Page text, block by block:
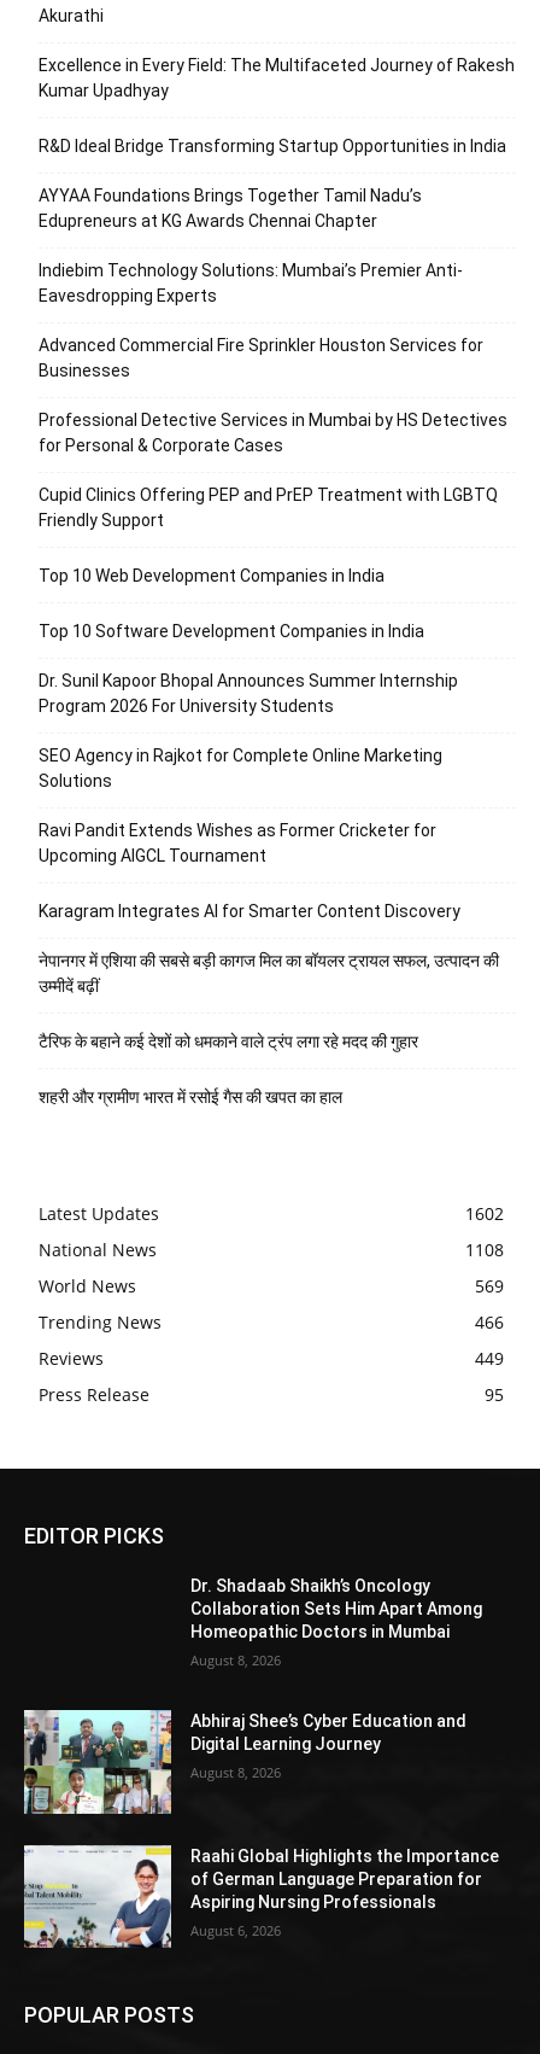
Akurathi
Excellence in Every Field: The Multifaceted Journey of Rakesh
Kumar Upadhyay
R&D Ideal Bridge Transforming Startup Opportunities in India
AYYAA Foundations Brings Together Tamil Nadu’s
Edupreneurs at KG Awards Chennai Chapter
Indiebim Technology Solutions: Mumbai’s Premier Anti-
Eavesdropping Experts
Advanced Commercial Fire Sprinkler Houston Services for
Businesses
Professional Detective Services in Mumbai by HS Detectives
for Personal & Corporate Cases
Cupid Clinics Offering PEP and PrEP Treatment with LGBTQ
Friendly Support
Top 10 Web Development Companies in India
Top 10 Software Development Companies in India
Dr. Sunil Kapoor Bhopal Announces Summer Internship
Program 2026 For University Students
SEO Agency in Rajkot for Complete Online Marketing
Solutions
Ravi Pandit Extends Wishes as Former Cricketer for
Upcoming AIGCL Tournament
Karagram Integrates AI for Smarter Content Discovery
नेपानगर में एशिया की सबसे बड़ी कागज मिल का बॉयलर ट्रायल सफल, उत्पादन की
उम्मीदें बढ़ीं
टैरिफ के बहाने कई देशों को धमकाने वाले ट्रंप लगा रहे मदद की गुहार
शहरी और ग्रामीण भारत में रसोई गैस की खपत का हाल
Latest Updates
1602
National News
1108
World News
569
Trending News
466
Reviews
449
Press Release
95
EDITOR PICKS
Dr. Shadaab Shaikh’s Oncology
Collaboration Sets Him Apart Among
Homeopathic Doctors in Mumbai
August 8, 2026
Abhiraj Shee’s Cyber Education and
Digital Learning Journey
August 8, 2026
Raahi Global Highlights the Importance
of German Language Preparation for
Aspiring Nursing Professionals
August 6, 2026
POPULAR POSTS